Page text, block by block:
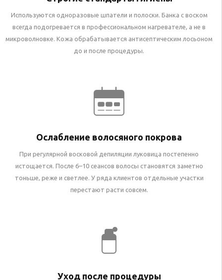
Используются одноразовые шпатели и полоски. Банка с воском
всегда подогревается в профессиональном нагревателе, а не в
микроволновке. Кожа обрабатывается антисептическим лосьоном
до и после процедуры.
Ослабление волосяного покрова
При регулярной восковой депиляции луковица постепенно
истощается. После 6–10 сеансов волосы становятся заметно
тоньше, реже и светлее. У ряда клиентов отдельные участки
перестают расти совсем.
Уход после процедуры